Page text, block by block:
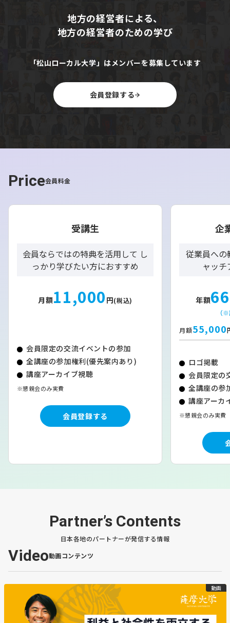
新たな地方のまちづくりの事例に繋げてほしいです。
の黒字 Ｂプレミア参入決定でスポンサ
ー増 興業収入もアップ
https://www.hokkaido-
【要約】
レバンガ北海道は第15期決算で売上高15億4500万円（前
期比7％増）を記録し、9期連続の黒字を達成。エスコン
フィールドでの試合開催により観客動員が過去最多となっ
スポンサー・ファンクラブの拡大
広告収入は10％増の7億2800万円。ファンクラブ会員数は
過去最多の5850人となり、関連収入も49％増と大きく伸
次期目標と強化策
第16期は売上高20億円、入場者数平均5千人超を目標に掲
げる。新オーナー小川嶺氏の下、パリ五輪代表・富永選手
らの補強で注目度を高め、スポンサー拡大とチケット単価
向上で収益増を狙う。
【コメント】
破綻の過去があり折茂さん、横田さんが経営を引き受けて
ここまで黒字にし続けてきたのは素晴らしいですね。動員
客数も専用アリーナを持たない中でリーグ3番目の成績で
す。SVリーグが始まりここから更にステップアップして
【北海道ニュース】石狩－東京間に次
世代高速通信 NTT東日本が26年8月
DC開発に追い風
https://www.hokkaido-
np.co.jp/article/1215664/
地方の経営者による、
地方の経営者のための学び
「松山ローカル大学」はメンバーを募集しています
会員登録する
Price会員料金
受講生
会員ならではの特典を活用して し
っかり学びたい方におすすめ
月額11,000 円(税込)
会員限定の交流イベントの参加
全講座の参加権利(優先案内あり)
講座アーカイブ視聴
※懇親会のみ実費
会員登録する
企
従業員への
ャッ
年額
（
月額55,000
ロゴ掲載
会員限定の
全講座の参
講座アーカ
※懇親会のみ実費
Partner’s Contents
日本各地のパートナーが発信する情報
Video動画コンテンツ
動画